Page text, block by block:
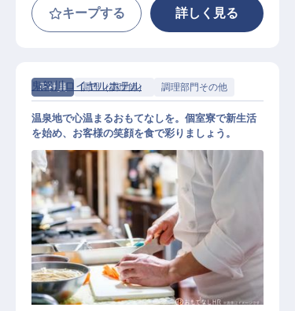
キープする 詳しく見る
正社員 調理（調理師） 調理部門その他
調理スタッフ（一般）
鬼怒川ロイヤルホテル
温泉地で心温まるおもてなしを。個室寮で新生活
を始め、お客様の笑顔を食で彩りましょう。